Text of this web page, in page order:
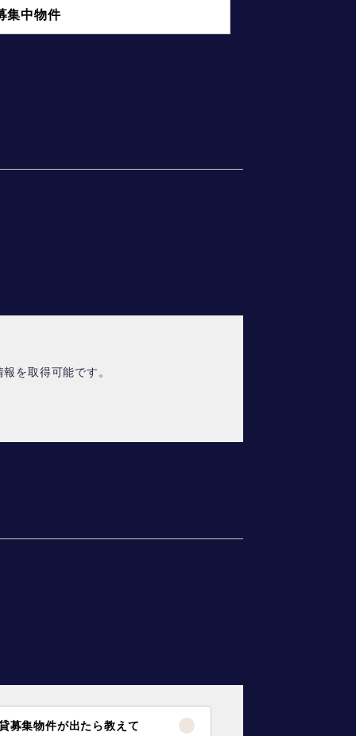
集中物件
を取得可能です。
募集物件が出たら教えて